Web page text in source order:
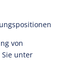
von
unter